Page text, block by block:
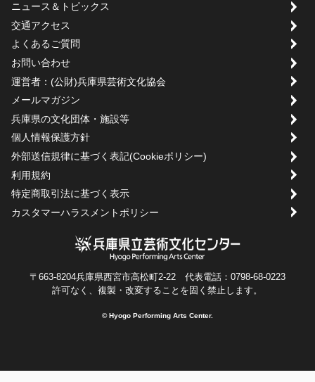
ニュース＆トピックス
交通アクセス
よくあるご質問
お問い合わせ
運営者：(公財)兵庫県芸術文化協会
メールマガジン
兵庫県の文化団体・施設等
個人情報保護方針
外部送信規律に基づく表記(Cookieポリシー)
利用規約
特定商取引法に基づく表示
カスタマーハラスメントポリシー
〒663-8204兵庫県西宮市高松町2-22 代表電話：0798-68-0223
許可なく、複製・改変することを固く禁止します。
© Hyogo Performing Arts Center.